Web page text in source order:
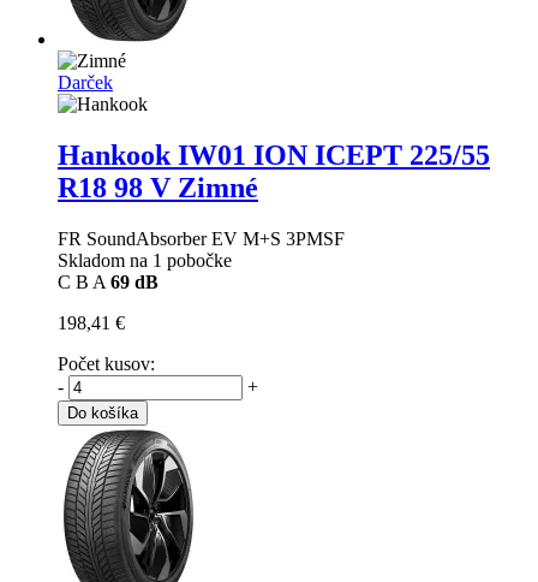
Darček
Hankook IW01 ION ICEPT 225/55
R18 98 V Zimné
FR SoundAbsorber EV M+S 3PMSF
Skladom na 1 pobočke
C B A 69 dB
198,41 €
Počet kusov:
-
+
Do košíka